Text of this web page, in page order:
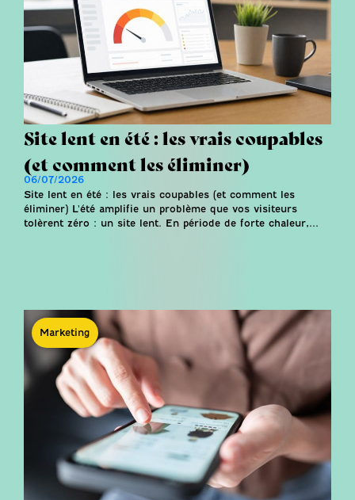
Site lent en été : les vrais coupables
(et comment les éliminer)
06/07/2026
Site lent en été : les vrais coupables (et comment les
éliminer) L'été amplifie un problème que vos visiteurs
tolèrent zéro : un site lent. En période de forte chaleur,...
Marketing